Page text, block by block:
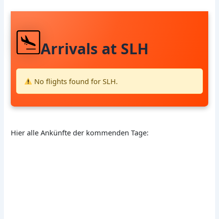
Arrivals at SLH
No flights found for SLH.
Hier alle Ankünfte der kommenden Tage: